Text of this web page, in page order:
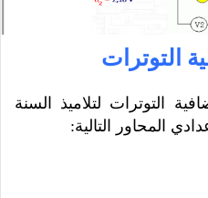
التوترات
التوترات لتلاميذ السنة
المحاور التالية: